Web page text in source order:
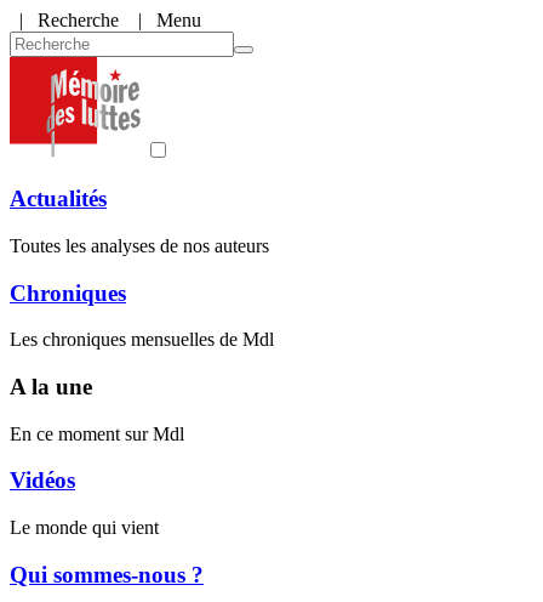
| Recherche | Menu
Actualités
Toutes les analyses de nos auteurs
Chroniques
Les chroniques mensuelles de Mdl
A la une
En ce moment sur Mdl
Vidéos
Le monde qui vient
Qui sommes-nous ?